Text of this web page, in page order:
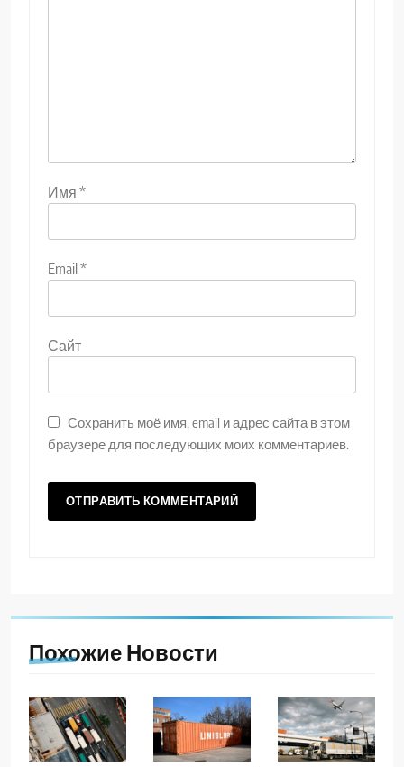
Имя *
Email *
Сайт
Сохранить моё имя, email и адрес сайта в этом
браузере для последующих моих комментариев.
Похожие Новости